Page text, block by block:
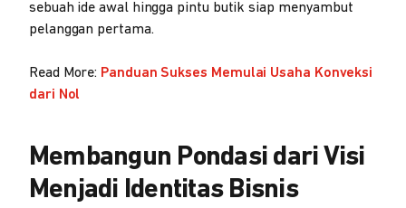
sebuah ide awal hingga pintu butik siap menyambut
pelanggan pertama.
Read More: Panduan Sukses Memulai Usaha Konveksi
dari Nol
Membangun Pondasi dari Visi
Menjadi Identitas Bisnis